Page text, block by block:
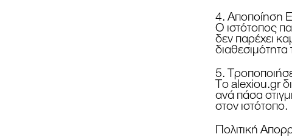
4. Αποποίηση
Ο ιστότοπος
δεν παρέχει
διαθεσιμότητα
5.
Το alexiou.gr
ανά πάσα
στον ιστότοπο.
Πολιτική